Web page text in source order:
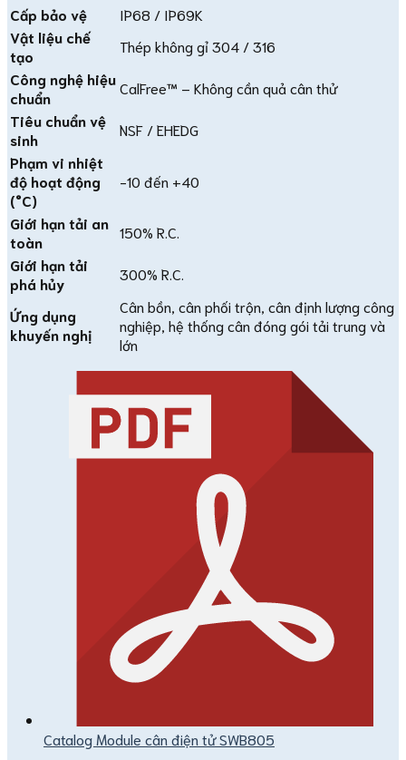
Cấp bảo vệ
IP68 / IP69K
Vật liệu chế
tạo
Thép không gỉ 304 / 316
Công nghệ hiệu
chuẩn
CalFree™ – Không cần quả cân thử
Tiêu chuẩn vệ
sinh
NSF / EHEDG
Phạm vi nhiệt
độ hoạt động
(°C)
-10 đến +40
Giới hạn tải an
toàn
150% R.C.
Giới hạn tải
phá hủy
300% R.C.
Ứng dụng
khuyến nghị
Cân bồn, cân phối trộn, cân định lượng công
nghiệp, hệ thống cân đóng gói tải trung và
lớn
Catalog Module cân điện tử SWB805